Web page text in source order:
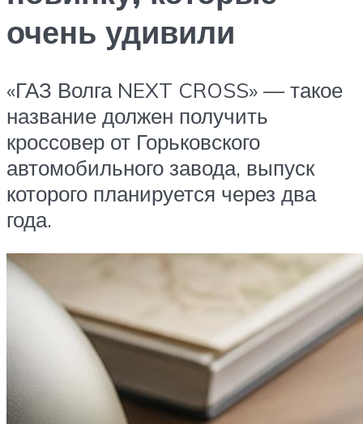
очень удивили
«ГАЗ Волга NEXT CROSS» — такое
название должен получить
кроссовер от Горьковского
автомобильного завода, выпуск
которого планируется через два
года.